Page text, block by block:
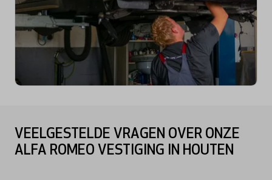
VEELGESTELDE VRAGEN OVER ONZE
ALFA ROMEO VESTIGING IN HOUTEN